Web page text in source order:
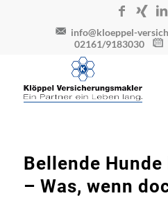
info@kloeppel-
02161/9183030
Bellende
– Was, wenn